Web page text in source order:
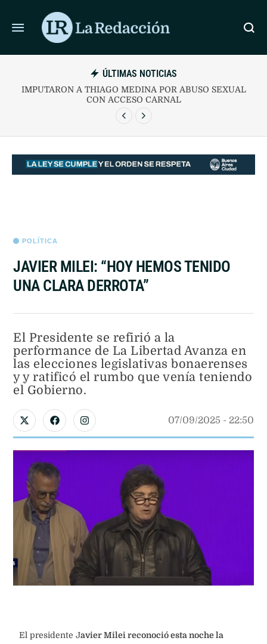
ÚLTIMAS NOTICIAS
IMPUTARON A THIAGO MEDINA POR ABUSO SEXUAL
CON ACCESO CARNAL
POLÍTICA
JAVIER MILEI: “HOY HEMOS TENIDO
UNA CLARA DERROTA”
El Presidente se refirió a la
performance de La Libertad Avanza en
las elecciones legislativas bonaerenses
y y ratificó el rumbo que venía teniendo
el Gobierno.
07/09/2025 - 22:50
El presidente Javier Milei reconoció esta noche la